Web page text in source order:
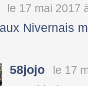
le 17 mai 2017
Nivernais
58jojo le 17